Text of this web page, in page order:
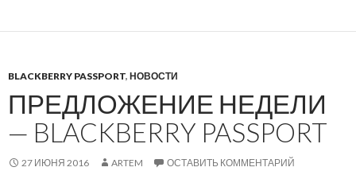
BLACKBERRY PASSPORT, НОВОСТИ
ПРЕДЛОЖЕНИЕ НЕДЕЛИ
— BLACKBERRY PASSPORT
27 ИЮНЯ 2016 ARTEM ОСТАВИТЬ КОММЕНТАРИЙ